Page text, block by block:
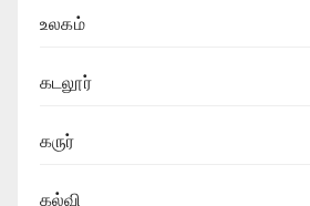
உலகம்
கடலூர்
கருர்
கல்வி